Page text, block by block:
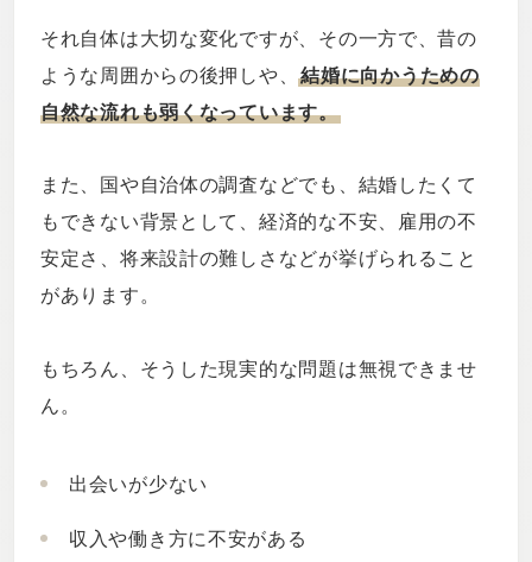
それ自体は大切な変化ですが、その一方で、昔の
ような周囲からの後押しや、結婚に向かうための
自然な流れも弱くなっています。
また、国や自治体の調査などでも、結婚したくて
もできない背景として、経済的な不安、雇用の不
安定さ、将来設計の難しさなどが挙げられること
があります。
もちろん、そうした現実的な問題は無視できませ
ん。
出会いが少ない
収入や働き方に不安がある